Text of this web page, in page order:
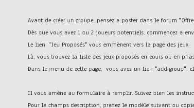
Avant de créer un groupe, pensez a poster dans le forum
Dès que vous avez 1 ou 2 joueurs potentiels, commencez a
Le lien "Jeu Proposés" vous emmènent vers la page des jeux.
Là, vous trouvez la liste des jeux proposés en cours ou en
Dans le menu de cette page, vous avez un lien "add group",
Il vous amène au formulaire à remplir. Suivez bien les
Pour le champs description, prenez le modèle suivant ou